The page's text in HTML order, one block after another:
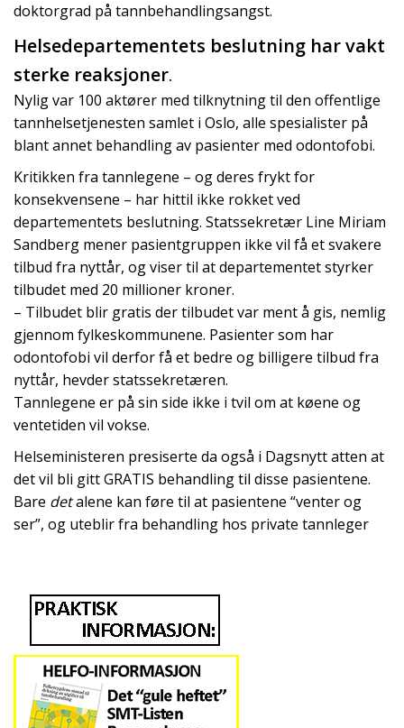
doktorgrad på tannbehandlingsangst.
Helsedepartementets beslutning har vakt
sterke reaksjoner.
Nylig var 100 aktører med tilknytning til den offentlige
tannhelsetjenesten samlet i Oslo, alle spesialister på
blant annet behandling av pasienter med odontofobi.
Kritikken fra tannlegene – og deres frykt for
konsekvensene – har hittil ikke rokket ved
departementets beslutning. Statssekretær Line Miriam
Sandberg mener pasientgruppen ikke vil få et svakere
tilbud fra nyttår, og viser til at departementet styrker
tilbudet med 20 millioner kroner.
– Tilbudet blir gratis der tilbudet var ment å gis, nemlig
gjennom fylkeskommunene. Pasienter som har
odontofobi vil derfor få et bedre og billigere tilbud fra
nyttår, hevder statssekretæren.
Tannlegene er på sin side ikke i tvil om at køene og
ventetiden vil vokse.
Helseministeren presiserte da også i Dagsnytt atten at
det vil bli gitt GRATIS behandling til disse pasientene.
Bare detalene kan føre til at pasientene “venter og
ser”, og uteblir fra behandling hos private tannleger